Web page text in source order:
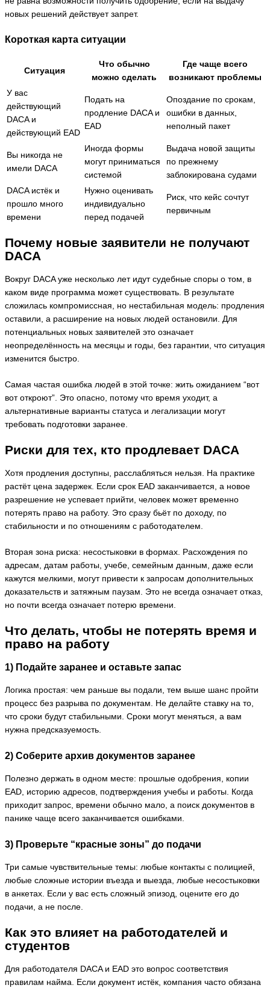
новых решений действует запрет.
Короткая карта ситуации
Ситуация
Что обычно
можно сделать
Где чаще всего
возникают проблемы
У вас
действующий
DACA и
действующий EAD
Подать на
продление DACA и
EAD
Опоздание по срокам,
ошибки в данных,
неполный пакет
Вы никогда не
имели DACA
Иногда формы
могут приниматься
системой
Выдача новой защиты
по прежнему
заблокирована судами
DACA истёк и
прошло много
времени
Нужно оценивать
индивидуально
перед подачей
Риск, что кейс сочтут
первичным
Почему новые заявители не получают
DACA
Вокруг DACA уже несколько лет идут судебные споры о том, в
каком виде программа может существовать. В результате
сложилась компромиссная, но нестабильная модель: продления
оставили, а расширение на новых людей остановили. Для
потенциальных новых заявителей это означает
неопределённость на месяцы и годы, без гарантии, что ситуация
изменится быстро.
Самая частая ошибка людей в этой точке: жить ожиданием “вот
вот откроют”. Это опасно, потому что время уходит, а
альтернативные варианты статуса и легализации могут
требовать подготовки заранее.
Риски для тех, кто продлевает DACA
Хотя продления доступны, расслабляться нельзя. На практике
растёт цена задержек. Если срок EAD заканчивается, а новое
разрешение не успевает прийти, человек может временно
потерять право на работу. Это сразу бьёт по доходу, по
стабильности и по отношениям с работодателем.
Вторая зона риска: несостыковки в формах. Расхождения по
адресам, датам работы, учебе, семейным данным, даже если
кажутся мелкими, могут привести к запросам дополнительных
доказательств и затяжным паузам. Это не всегда означает отказ,
но почти всегда означает потерю времени.
Что делать, чтобы не потерять время и
право на работу
1) Подайте заранее и оставьте запас
Логика простая: чем раньше вы подали, тем выше шанс пройти
процесс без разрыва по документам. Не делайте ставку на то,
что сроки будут стабильными. Сроки могут меняться, а вам
нужна предсказуемость.
2) Соберите архив документов заранее
Полезно держать в одном месте: прошлые одобрения, копии
EAD, историю адресов, подтверждения учебы и работы. Когда
приходит запрос, времени обычно мало, а поиск документов в
панике чаще всего заканчивается ошибками.
3) Проверьте “красные зоны” до подачи
Три самые чувствительные темы: любые контакты с полицией,
любые сложные истории въезда и выезда, любые несостыковки
в анкетах. Если у вас есть сложный эпизод, оцените его до
подачи, а не после.
Как это влияет на работодателей и
студентов
Для работодателя DACA и EAD это вопрос соответствия
правилам найма. Если документ истёк, компания часто обязана